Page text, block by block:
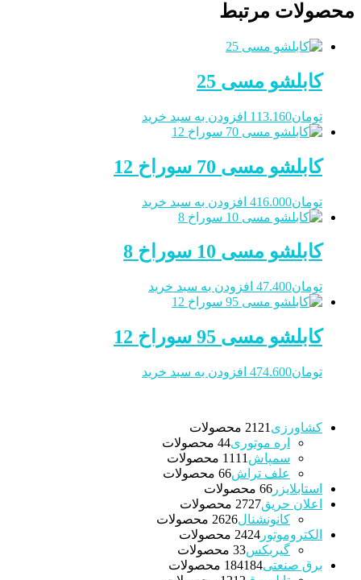
محصولات مرتبط
کابلشو مسی 25
تومان113.160 افزودن به سبد خرید
کابلشو مسی 70 سوراخ 12
تومان416.000 افزودن به سبد خرید
کابلشو مسی 10 سوراخ 8
تومان47.400 افزودن به سبد خرید
کابلشو مسی 95 سوراخ 12
تومان474.600 افزودن به سبد خرید
کشاورزی 21 21 محصولات
اره موتوری 44 محصولات
سمپاش
11 11 محصولات
علف تراش 66 محصولات
استابلایزر
66 محصولات
اعلان حریق
2727 محصولات
کانونشنال
2626 محصولات
الکتروموتور
2424 محصولات
گیربکس 33 محصولات
برق صنعتی
184184 محصولات